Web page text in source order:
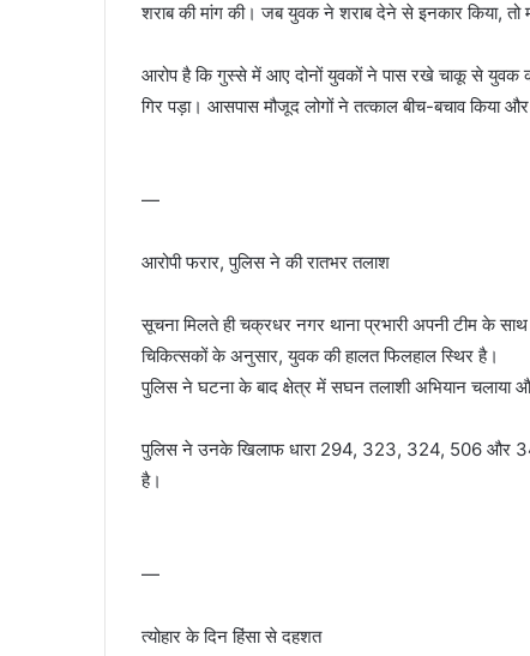
शराब की मांग की। जब युवक ने शराब देने से इनकार किया,
आरोप है कि गुस्से में आए दोनों युवकों ने पास रखे चाकू से युवक
गिर पड़ा। आसपास मौजूद लोगों ने तत्काल बीच-बचाव किया
—
आरोपी फरार, पुलिस ने की रातभर तलाश
सूचना मिलते ही चक्रधर नगर थाना प्रभारी अपनी टीम के
चिकित्सकों के अनुसार, युवक की हालत फिलहाल स्थिर है।
पुलिस ने घटना के बाद क्षेत्र में सघन तलाशी अभियान चलाया
पुलिस ने उनके खिलाफ धारा 294, 323, 324, 506 और 34
है।
—
त्योहार के दिन हिंसा से दहशत